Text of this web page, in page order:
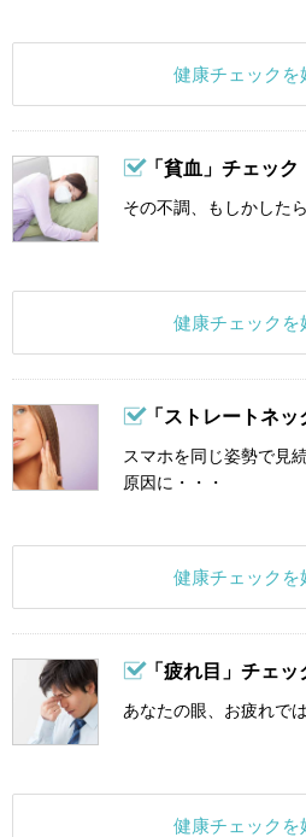
健康チェックを
「貧血」チェック
その不調、もしかした
健康チェックを
「ストレートネッ
スマホを同じ姿勢で見
原因に・・・
健康チェックを
「疲れ目」チェッ
あなたの眼、お疲れで
健康チェックを